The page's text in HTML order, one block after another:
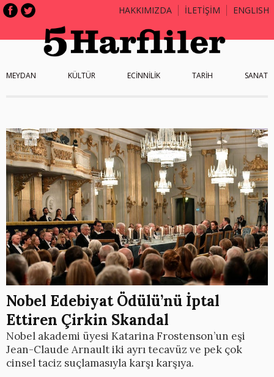
HAKKIMIZDA İLETİŞİM ENGLISH
MEYDAN KÜLTÜR ECİNNİLİK TARİH SANAT
Nobel Edebiyat Ödülü’nü İptal
Ettiren Çirkin Skandal
Nobel akademi üyesi Katarina Frostenson’un eşi
Jean-Claude Arnault iki ayrı tecavüz ve pek çok
cinsel taciz suçlamasıyla karşı karşıya.